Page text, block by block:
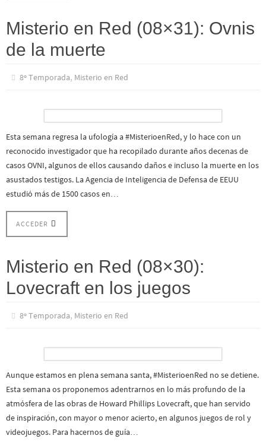
Misterio en Red (08×31): Ovnis
de la muerte
8º Temporada, Misterio en Red
Esta semana regresa la ufología a #MisterioenRed, y lo hace con un
reconocido investigador que ha recopilado durante años decenas de
casos OVNI, algunos de ellos causando daños e incluso la muerte en los
asustados testigos. La Agencia de Inteligencia de Defensa de EEUU
estudió más de 1500 casos en…
ACCEDER
Misterio en Red (08×30):
Lovecraft en los juegos
8º Temporada, Misterio en Red
Aunque estamos en plena semana santa, #MisterioenRed no se detiene.
Esta semana os proponemos adentrarnos en lo más profundo de la
atmósfera de las obras de Howard Phillips Lovecraft, que han servido
de inspiración, con mayor o menor acierto, en algunos juegos de rol y
videojuegos. Para hacernos de guía…